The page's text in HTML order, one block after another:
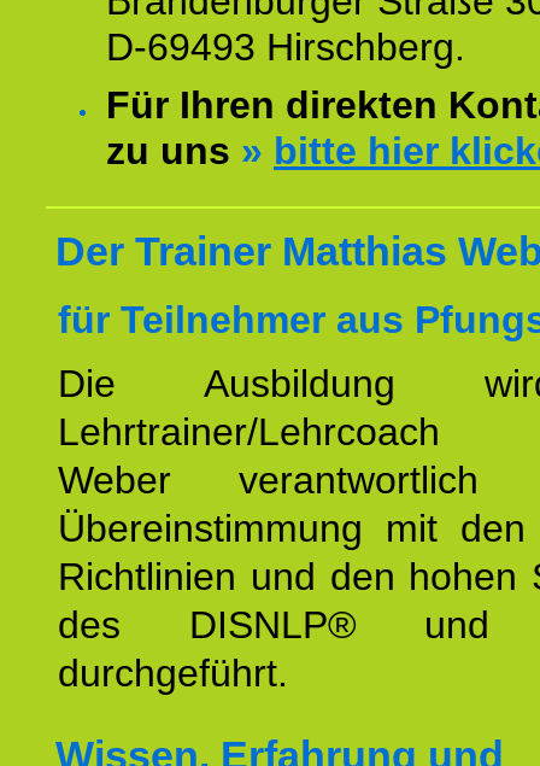
D-69493 Hirschberg.
Für Ihren direkten
zu uns » bitte hier
Der Trainer Matthias
für Teilnehmer aus
Die Ausbildung
Lehrtrainer/Lehrcoach
Weber
Übereinstimmung mit den
Richtlinien und den hohen
des DISNLP® und
durchgeführt.
Wissen, Erfahrung und